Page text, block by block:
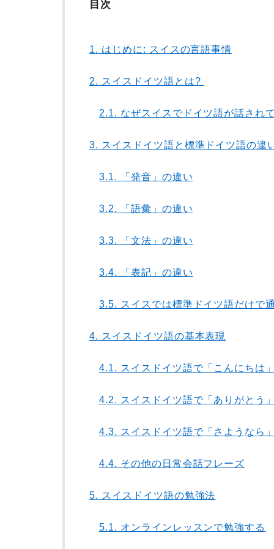
目次
1. はじめに: スイスの言語事情
2. スイスドイツ語とは?
2.1. なぜスイスでドイツ語が話され
3. スイスドイツ語と標準ドイツ語の違
3.1. 「発音」の違い
3.2. 「語彙」の違い
3.3. 「文法」の違い
3.4. 「表記」の違い
3.5. スイスでは標準ドイツ語だけで
4. スイスドイツ語の基本表現
4.1. スイスドイツ語で「こんにちは」
4.2. スイスドイツ語で「ありがとう」
4.3. スイスドイツ語で「さようなら」
4.4. その他の日常会話フレーズ
5. スイスドイツ語の勉強法
5.1. オンラインレッスンで勉強する